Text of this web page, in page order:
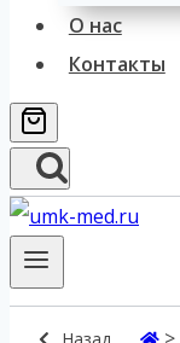
О нас
Контакты